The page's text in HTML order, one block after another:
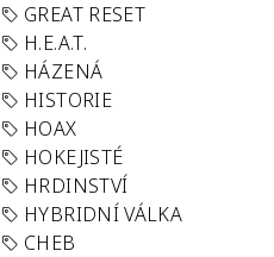
GREAT RESET
H.E.A.T.
HÁZENÁ
HISTORIE
HOAX
HOKEJISTÉ
HRDINSTVÍ
HYBRIDNÍ VÁLKA
CHEB